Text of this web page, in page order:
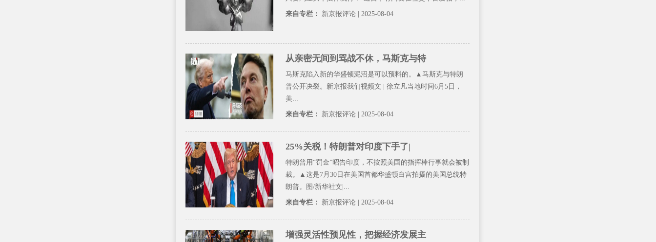
来自专栏： 新京报评论 | 2025-08-04
从亲密无间到骂战不休，马斯克与特
马斯克陷入新的华盛顿泥沼是可以预料的。▲马斯克与特朗
普公开决裂。新京报我们视频文 | 徐立凡当地时间6月5日，
美...
来自专栏： 新京报评论 | 2025-08-04
25%关税！特朗普对印度下手了|
特朗普用“罚金”昭告印度，不按照美国的指挥棒行事就会被制
裁。▲这是7月30日在美国首都华盛顿白宫拍摄的美国总统特
朗普。图/新华社文|...
来自专栏： 新京报评论 | 2025-08-04
增强灵活性预见性，把握经济发展主